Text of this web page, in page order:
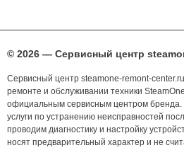
© 2026 — Сервисный центр
Сервисный центр steamone-remont-
ремонте и обслуживании техники
официальным сервисным центром бренда.
услуги по устранению неисправностей
проводим диагностику и настройку
носят предварительный характер и не